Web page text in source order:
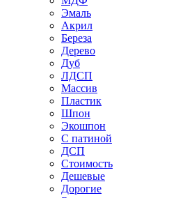
Эмаль
Акрил
Береза
Дерево
Дуб
ЛДСП
Массив
Пластик
Шпон
Экошпон
С патиной
ДСП
Стоимость
Дешевые
Дорогие